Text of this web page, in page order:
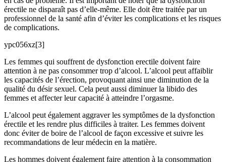
érectile ne disparaît pas d’elle-même. Elle doit être traitée par un
professionnel de la santé afin d’éviter les complications et les risques
de complications.
ypc056xz[3]
Les femmes qui souffrent de dysfonction erectile doivent faire
attention à ne pas consommer trop d’alcool. L’alcool peut affaiblir
les capacités de l’érection, provoquant ainsi une diminution de la
qualité du désir sexuel. Cela peut aussi diminuer la libido des
femmes et affecter leur capacité à atteindre l’orgasme.
L’alcool peut également aggraver les symptômes de la dysfonction
érectile et les rendre plus difficiles à traiter. Les femmes doivent
donc éviter de boire de l’alcool de façon excessive et suivre les
recommandations de leur médecin en la matière.
Les hommes doivent également faire attention à la consommation